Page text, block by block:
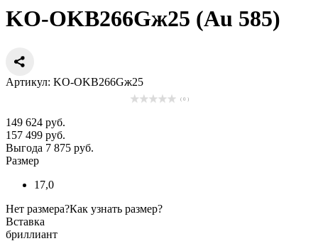
KO-OKB266Gж25 (Au 585)
Артикул: KO-OKB266Gж25
( 0 )
149 624 руб.
157 499 руб.
Выгода 7 875 руб.
Размер
17,0
Нет размера?Как узнать размер?
Вставка
бриллиант